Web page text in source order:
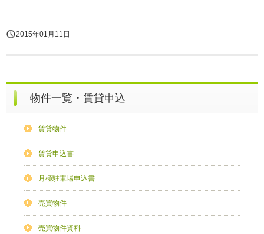
2015年01月11日
物件一覧・賃貸申込
賃貸物件
賃貸申込書
月極駐車場申込書
売買物件
売買物件資料